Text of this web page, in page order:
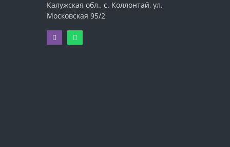
Калужская обл., с. Коллонтай, ул.
Московская 95/2